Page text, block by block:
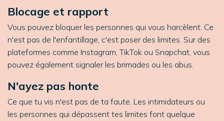
Blocage et rapport
Vous pouvez bloquer les personnes qui vous harcèlent. Ce
n'est pas de l'enfantillage, c'est poser des limites. Sur des
plateformes comme Instagram, TikTok ou Snapchat, vous
pouvez également signaler les brimades ou les abus.
N'ayez pas honte
Ce que tu vis n'est pas de ta faute. Les intimidateurs ou
les personnes qui dépassent tes limites font quelque